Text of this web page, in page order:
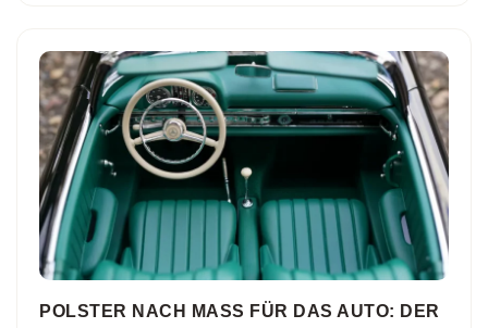
POLSTER NACH MASS FÜR DAS AUTO: DER W